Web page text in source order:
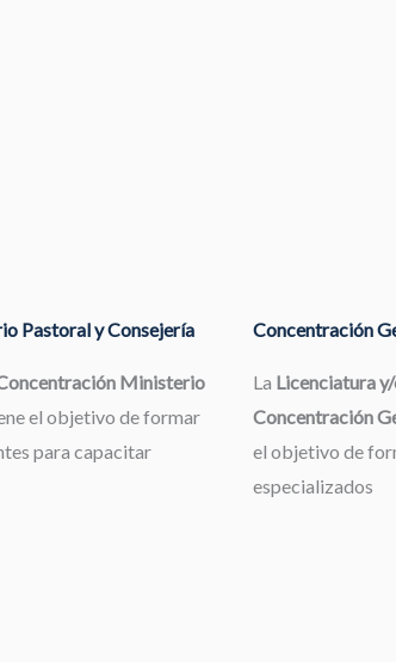
Pastoral y Consejería
Ministerio
el objetivo de formar
para capacitar
Concentración
La Licenciatura
Concentración
el objetivo de
especializados